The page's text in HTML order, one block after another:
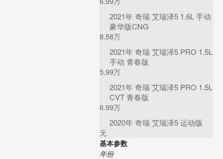
2021年 奇瑞 艾瑞泽5 1.6L 手动
豪华版CNG
8.58万
2021年 奇瑞 艾瑞泽5 PRO 1.5L
手动 青春版
5.99万
2021年 奇瑞 艾瑞泽5 PRO 1.5L
CVT 青春版
6.99万
2020年 奇瑞 艾瑞泽5 运动版
无
基本参数
年份